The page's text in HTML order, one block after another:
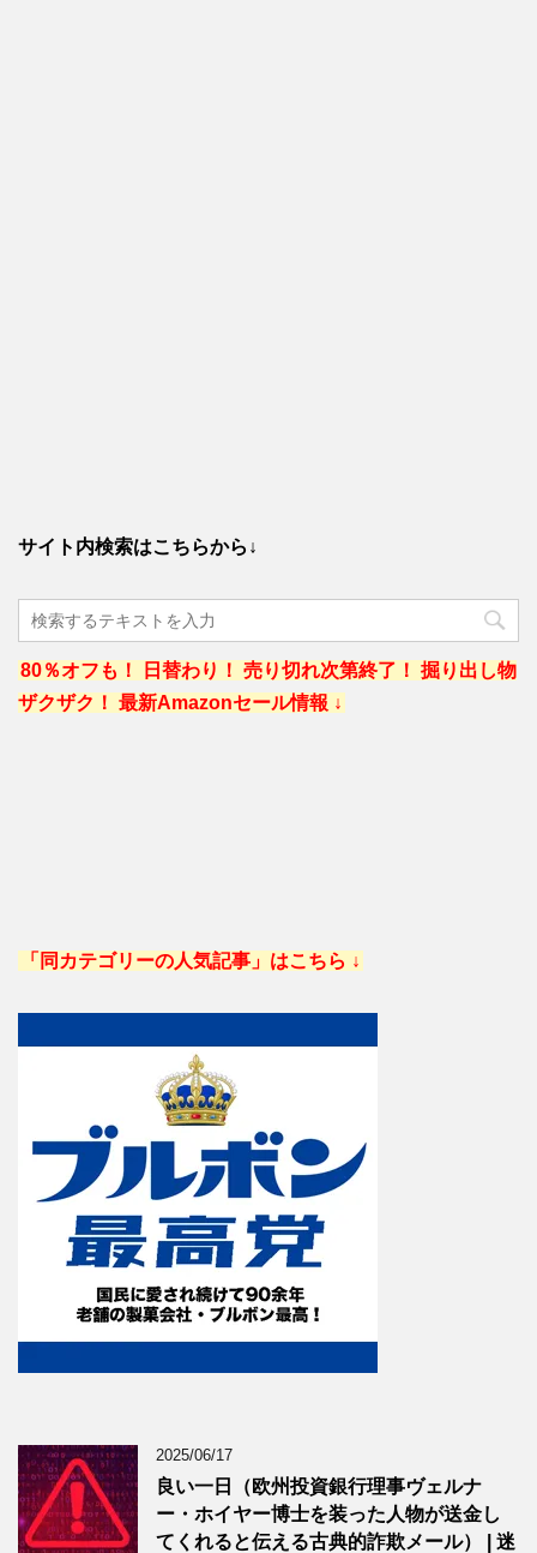
サイト内検索はこちらから↓
80％オフも！ 日替わり！ 売り切れ次第終了！ 掘り出し物
ザクザク！ 最新Amazonセール情報 ↓
「同カテゴリーの人気記事」はこちら ↓
2025/06/17
良い一日（欧州投資銀行理事ヴェルナ
ー・ホイヤー博士を装った人物が送金し
てくれると伝える古典的詐欺メール） | 迷